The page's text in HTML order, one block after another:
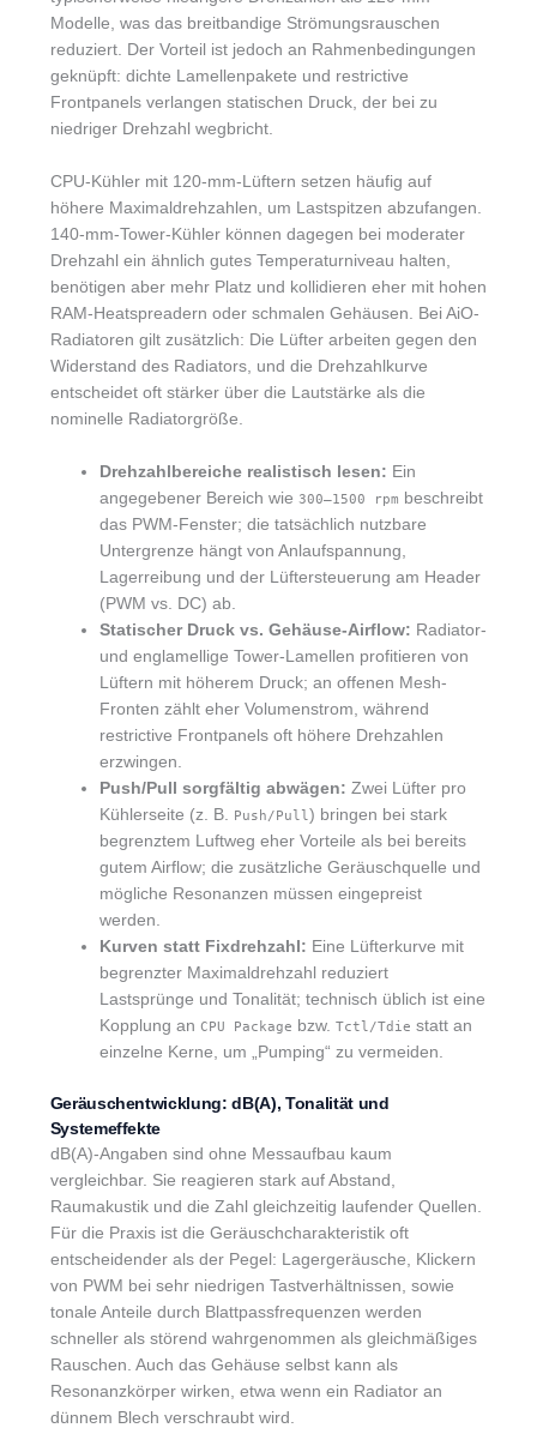
Modelle, was das breitbandige Strömungsrauschen
reduziert. Der Vorteil ist jedoch an Rahmenbedingungen
geknüpft: dichte Lamellenpakete und restrictive
Frontpanels verlangen statischen Druck, der bei zu
niedriger Drehzahl wegbricht.
CPU-Kühler mit 120-mm-Lüftern setzen häufig auf
höhere Maximaldrehzahlen, um Lastspitzen abzufangen.
140-mm-Tower-Kühler können dagegen bei moderater
Drehzahl ein ähnlich gutes Temperaturniveau halten,
benötigen aber mehr Platz und kollidieren eher mit hohen
RAM-Heatspreadern oder schmalen Gehäusen. Bei AiO-
Radiatoren gilt zusätzlich: Die Lüfter arbeiten gegen den
Widerstand des Radiators, und die Drehzahlkurve
entscheidet oft stärker über die Lautstärke als die
nominelle Radiatorgröße.
Drehzahlbereiche realistisch lesen: Ein
angegebener Bereich wie 300–1500 rpm beschreibt
das PWM-Fenster; die tatsächlich nutzbare
Untergrenze hängt von Anlaufspannung,
Lagerreibung und der Lüftersteuerung am Header
(PWM vs. DC) ab.
Statischer Druck vs. Gehäuse-Airflow: Radiator-
und englamellige Tower-Lamellen profitieren von
Lüftern mit höherem Druck; an offenen Mesh-
Fronten zählt eher Volumenstrom, während
restrictive Frontpanels oft höhere Drehzahlen
erzwingen.
Push/Pull sorgfältig abwägen: Zwei Lüfter pro
Kühlerseite (z. B. Push/Pull) bringen bei stark
begrenztem Luftweg eher Vorteile als bei bereits
gutem Airflow; die zusätzliche Geräuschquelle und
mögliche Resonanzen müssen eingepreist
werden.
Kurven statt Fixdrehzahl: Eine Lüfterkurve mit
begrenzter Maximaldrehzahl reduziert
Lastsprünge und Tonalität; technisch üblich ist eine
Kopplung an CPU Package bzw. Tctl/Tdie statt an
einzelne Kerne, um „Pumping“ zu vermeiden.
Geräuschentwicklung: dB(A), Tonalität und
Systemeffekte
dB(A)-Angaben sind ohne Messaufbau kaum
vergleichbar. Sie reagieren stark auf Abstand,
Raumakustik und die Zahl gleichzeitig laufender Quellen.
Für die Praxis ist die Geräuschcharakteristik oft
entscheidender als der Pegel: Lagergeräusche, Klickern
von PWM bei sehr niedrigen Tastverhältnissen, sowie
tonale Anteile durch Blattpassfrequenzen werden
schneller als störend wahrgenommen als gleichmäßiges
Rauschen. Auch das Gehäuse selbst kann als
Resonanzkörper wirken, etwa wenn ein Radiator an
dünnem Blech verschraubt wird.